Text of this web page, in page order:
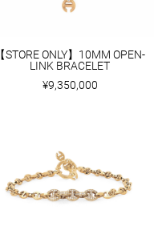
【STORE ONLY】10MM OPEN-
LINK BRACELET
¥9,350,000